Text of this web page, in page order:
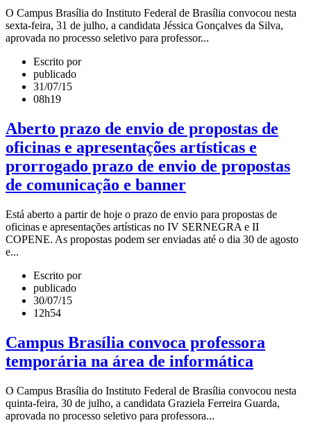
O Campus Brasília do Instituto Federal de Brasília convocou nesta
sexta-feira, 31 de julho, a candidata Jéssica Gonçalves da Silva,
aprovada no processo seletivo para professor...
Escrito por
publicado
31/07/15
08h19
Aberto prazo de envio de propostas de
oficinas e apresentações artísticas e
prorrogado prazo de envio de propostas
de comunicação e banner
Está aberto a partir de hoje o prazo de envio para propostas de
oficinas e apresentações artísticas no IV SERNEGRA e II
COPENE. As propostas podem ser enviadas até o dia 30 de agosto
e...
Escrito por
publicado
30/07/15
12h54
Campus Brasília convoca professora
temporária na área de informática
O Campus Brasília do Instituto Federal de Brasília convocou nesta
quinta-feira, 30 de julho, a candidata Graziela Ferreira Guarda,
aprovada no processo seletivo para professora...